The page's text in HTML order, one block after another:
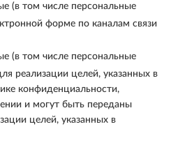
(в том числе персональные
форме по каналам связи
(в том числе персональные
реализации целей, указанных в
конфиденциальности,
и могут быть переданы
целей, указанных в